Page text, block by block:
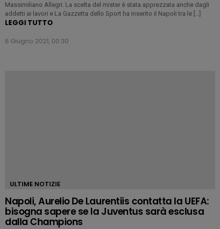
Massimiliano Allegri. La scelta del mister è stata apprezzata anche dagli
addetti ai lavori e La Gazzetta dello Sport ha inserito il Napoli tra le […]
LEGGI TUTTO
6 Giugno 2021, 00:30
ULTIME NOTIZIE
Napoli, Aurelio De Laurentiis contatta la UEFA:
bisogna sapere se la Juventus sarà esclusa
dalla Champions